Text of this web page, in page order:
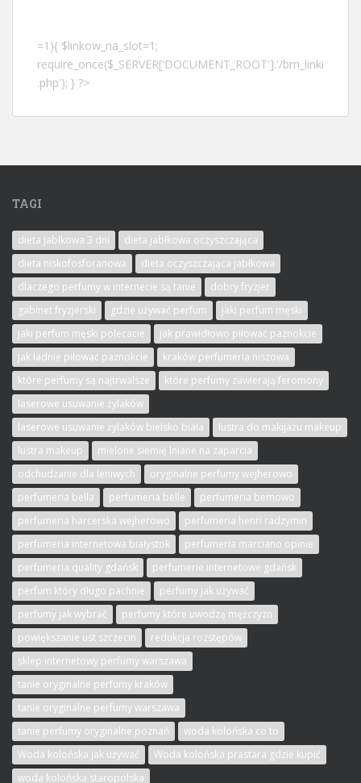
=1){ $linkow_na_slot=1;
require_once($_SERVER['DOCUMENT_ROOT'].'/bm_linki
.php'); } ?>
TAGI
dieta jabłkowa 3 dni
dieta jabłkowa oczyszczająca
dieta niskofosforanowa
dieta oczyszczająca jabłkowa
dlaczego perfumy w internecie są tanie
dobry fryzjer
gabinet fryzjerski
gdzie używać perfum
jaki perfum męski
jaki perfum męski polecacie
jak prawidłowo piłować paznokcie
jak ładnie piłować paznokcie
kraków perfumeria niszowa
które perfumy są najtrwalsze
które perfumy zawierają feromony
laserowe usuwanie żylaków
laserowe usuwanie żylaków bielsko biała
lustra do makijażu makeup
lustra makeup
mielone siemię lniane na zaparcia
odchudzanie dla leniwych
oryginalne perfumy wejherowo
perfumeria bella
perfumeria belle
perfumeria bemowo
perfumeria harcerska wejherowo
perfumeria henri radzymin
perfumeria internetowa białystok
perfumeria marciano opinie
perfumeria quality gdańsk
perfumerie internetowe gdańsk
perfum który długo pachnie
perfumy jak używać
perfumy jak wybrać
perfumy które uwodzą mężczyzn
powiększanie ust szczecin
redukcja rozstępów
sklep internetowy perfumy warszawa
tanie oryginalne perfumy kraków
tanie oryginalne perfumy warszawa
tanie perfumy oryginalne poznań
woda kolońska co to
Woda kolońska jak używać
Woda kolońska prastara gdzie kupić
woda kolońska staropolska